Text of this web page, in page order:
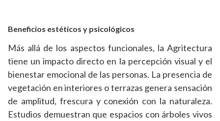
Beneficios estéticos y psicológicos
Más allá de los aspectos funcionales, la Agritectura
tiene un impacto directo en la percepción visual y el
bienestar emocional de las personas. La presencia de
vegetación en interiores o terrazas genera sensación
de amplitud, frescura y conexión con la naturaleza.
Estudios demuestran que espacios con árboles vivos